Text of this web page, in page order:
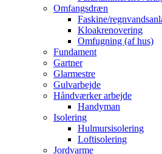
Omfangsdræn
Faskine/
Kloakrenovering
Omfugning (af hus)
Fundament
Gartner
Glarmestre
Gulvarbejde
Håndværker arbejde
Handyman
Isolering
Hulmursisolering
Loftisolering
Jordvarme